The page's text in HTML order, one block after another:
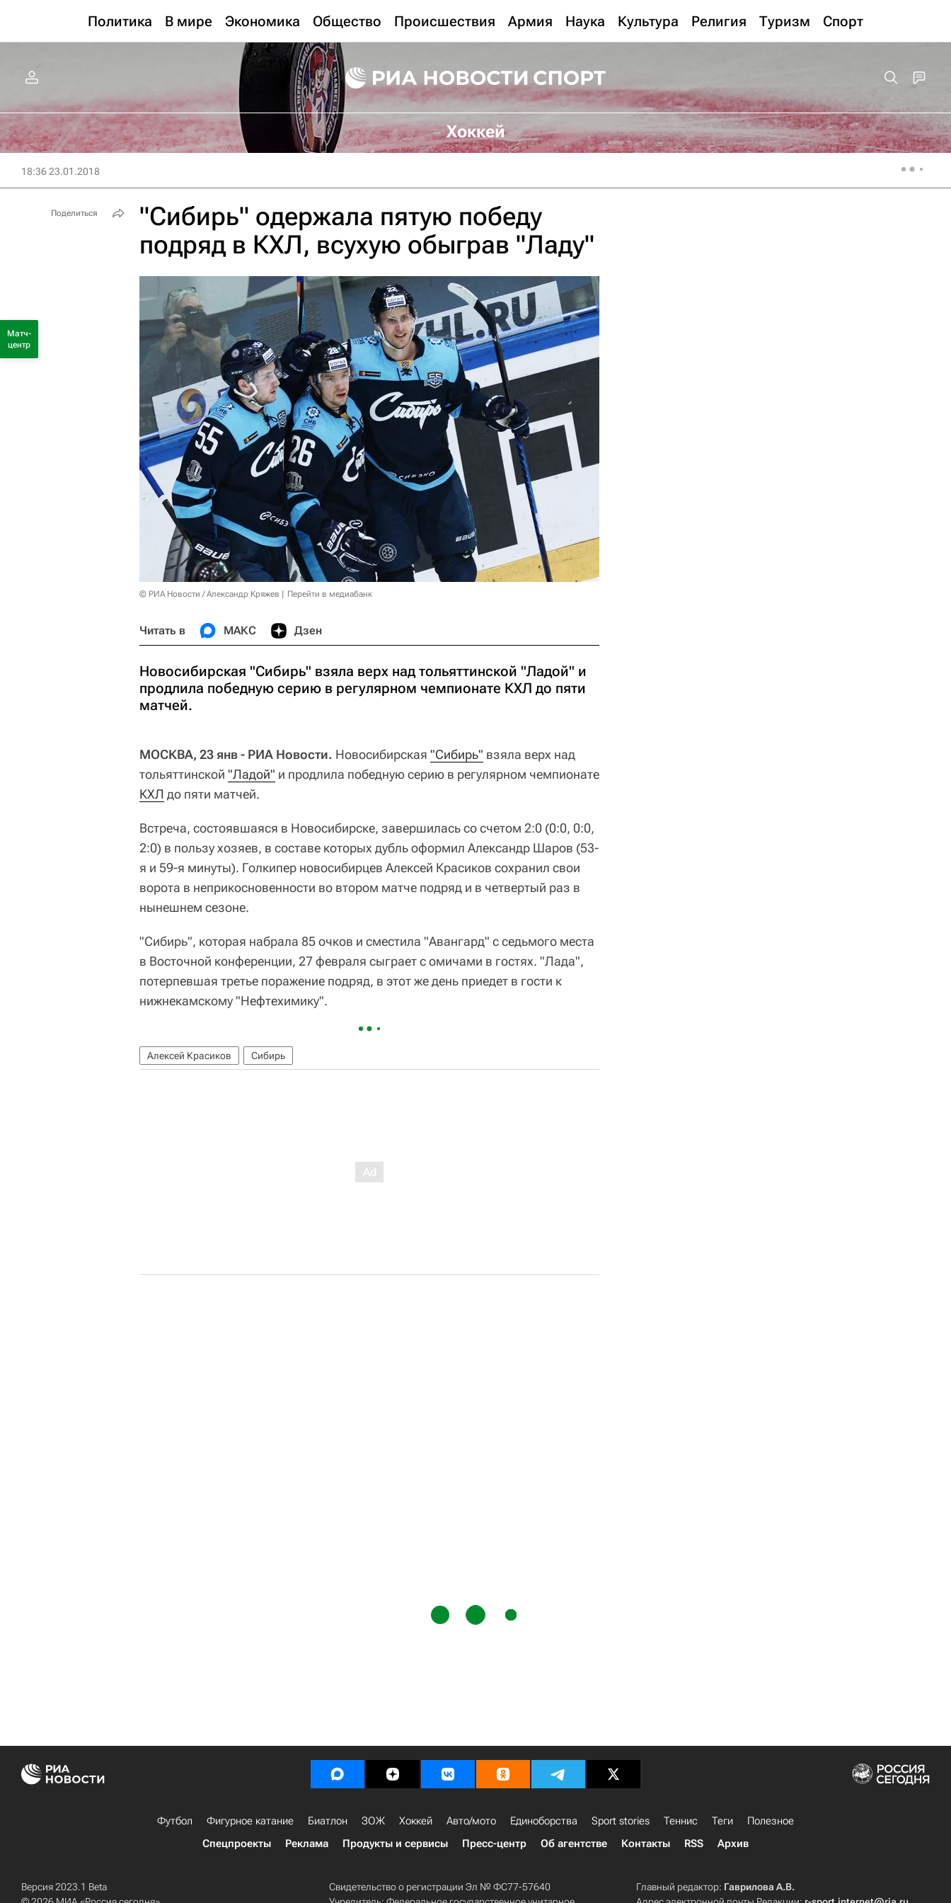
Политика В мире Экономика Общество Происшествия Армия Наука Культура Религия Туризм Спорт
Хоккей
18:36 23.01.2018
"Сибирь" одержала пятую победу
подряд в КХЛ, всухую обыграв "Ладу"
© РИА Новости / Александр Кряжев Перейти в медиабанк
Читать в МАКС Дзен
Новосибирская "Сибирь" взяла верх над тольяттинской "Ладой" и
продлила победную серию в регулярном чемпионате КХЛ до пяти
матчей.
МОСКВА, 23 янв - РИА Новости. Новосибирская "Сибирь" взяла верх над
тольяттинской "Ладой" и продлила победную серию в регулярном чемпионате
КХЛ до пяти матчей.
Встреча, состоявшаяся в Новосибирске, завершилась со счетом 2:0 (0:0, 0:0,
2:0) в пользу хозяев, в составе которых дубль оформил Александр Шаров (53-
я и 59-я минуты). Голкипер новосибирцев Алексей Красиков сохранил свои
ворота в неприкосновенности во втором матче подряд и в четвертый раз в
нынешнем сезоне.
"Сибирь", которая набрала 85 очков и сместила "Авангард" с седьмого места
в Восточной конференции, 27 февраля сыграет с омичами в гостях. "Лада",
потерпевшая третье поражение подряд, в этот же день приедет в гости к
нижнекамскому "Нефтехимику".
Алексей Красиков Сибирь
Поделиться
Матч-
центр
Футбол Фигурное катание Биатлон ЗОЖ Хоккей Авто/мото Единоборства Sport stories Теннис Теги
Полезное
Спецпроекты
Реклама Продукты и сервисы Пресс-центр Об агентстве Контакты RSS Архив
Версия 2023.1 Beta
Свидетельство о регистрации Эл № ФС77-57640
Главный редактор: Гаврилова А.В.